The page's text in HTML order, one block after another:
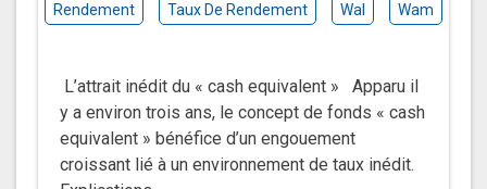
Rendement Taux De Rendement Wal Wam
L’attrait inédit du « cash equivalent » Apparu il
y a environ trois ans, le concept de fonds « cash
equivalent » bénéfice d’un engouement
croissant lié à un environnement de taux inédit.